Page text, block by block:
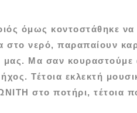
όμως κοντοστάθηκε να
στο νερό, παραπαίουν
μας. Μα σαν
Τέτοια εκλεκτή
στο ποτήρι, τέτοια